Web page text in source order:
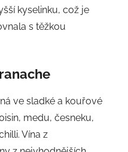
kyselinku, což je
s těžkou
ve sladké a kouřové
medu, česneku,
Vína z